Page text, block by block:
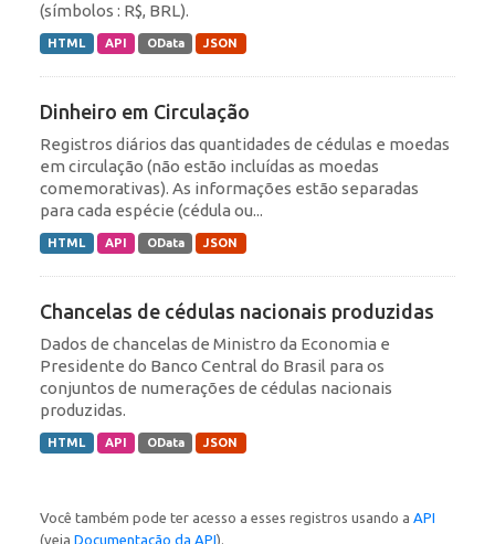
(símbolos : R$, BRL).
HTML API OData JSON
Dinheiro em Circulação
Registros diários das quantidades de cédulas e moedas
em circulação (não estão incluídas as moedas
comemorativas). As informações estão separadas
para cada espécie (cédula ou...
HTML API OData JSON
Chancelas de cédulas nacionais produzidas
Dados de chancelas de Ministro da Economia e
Presidente do Banco Central do Brasil para os
conjuntos de numerações de cédulas nacionais
produzidas.
HTML API OData JSON
Você também pode ter acesso a esses registros usando a API
(veja Documentação da API).